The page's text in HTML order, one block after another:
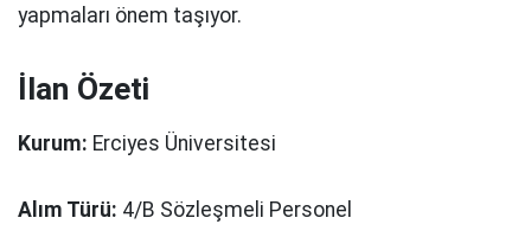
yapmaları önem taşıyor.
İlan Özeti
Kurum: Erciyes Üniversitesi
Alım Türü: 4/B Sözleşmeli Personel